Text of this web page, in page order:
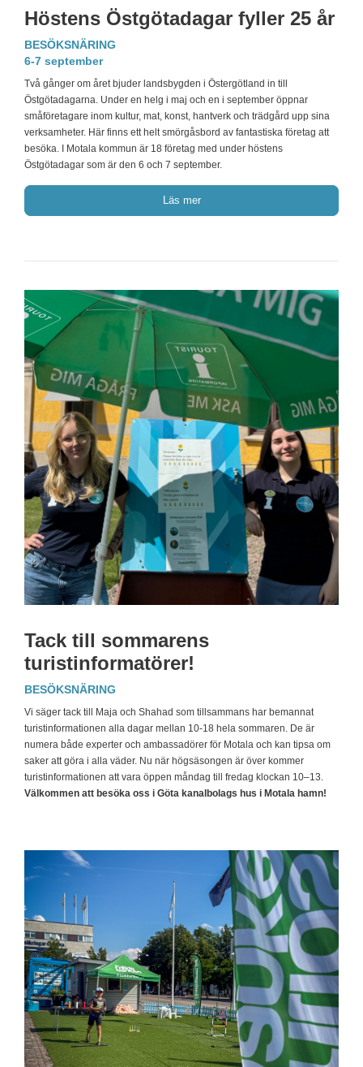
Höstens Östgötadagar fyller 25 år
BESÖKSNÄRING
6-7 september
Två gånger om året bjuder landsbygden i Östergötland in till
Östgötadagarna. Under en helg i maj och en i september öppnar
småföretagare inom kultur, mat, konst, hantverk och trädgård upp sina
verksamheter. Här finns ett helt smörgåsbord av fantastiska företag att
besöka. I Motala kommun är 18 företag med under höstens
Östgötadagar som är den 6 och 7 september.
Läs mer
Tack till sommarens
turistinformatörer!
BESÖKSNÄRING
Vi säger tack till Maja och Shahad som tillsammans har bemannat
turistinformationen alla dagar mellan 10-18 hela sommaren. De är
numera både experter och ambassadörer för Motala och kan tipsa om
saker att göra i alla väder. Nu när högsäsongen är över kommer
turistinformationen att vara öppen måndag till fredag klockan 10–13.
Välkommen att besöka oss i Göta kanalbolags hus i Motala hamn!